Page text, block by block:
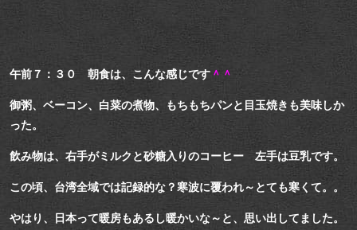
午前７：３０ 朝食は、こんな感じです ＾＾
御粥、ベーコン、白菜の煮物、もちもちパンと目玉焼きも美味しか
った。
飲み物は、右手がミルクと砂糖入りのコーヒー 左手は豆乳です。
この頃、台湾全域では記録的な？寒波に覆われ～とても寒くて。。
やはり、日本って暖房もあるし暖かいな～と、思い出してました。